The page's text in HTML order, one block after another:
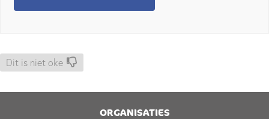
Dit is niet oke
ORGANISATIES